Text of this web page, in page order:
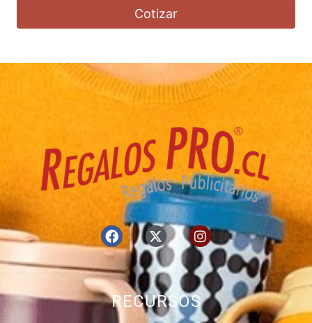
Cotizar
RECURSOS